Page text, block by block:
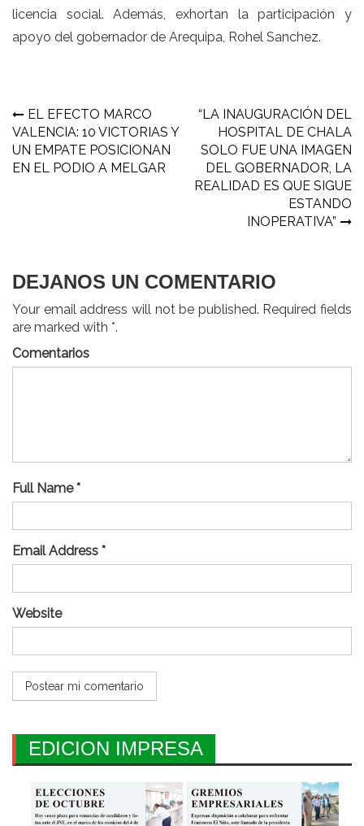
licencia social. Además, exhortan la participación y
apoyo del gobernador de Arequipa, Rohel Sanchez.
Navegación
de
entradas
EL EFECTO MARCO
VALENCIA: 10 VICTORIAS Y
UN EMPATE POSICIONAN
EN EL PODIO A MELGAR
“LA INAUGURACIÓN DEL
HOSPITAL DE CHALA
SOLO FUE UNA IMAGEN
DEL GOBERNADOR, LA
REALIDAD ES QUE SIGUE
ESTANDO
INOPERATIVA”
DEJANOS UN COMENTARIO
Your email address will not be published. Required fields
are marked with *.
Comentarios
Full Name *
Email Address *
Website
EDICION IMPRESA